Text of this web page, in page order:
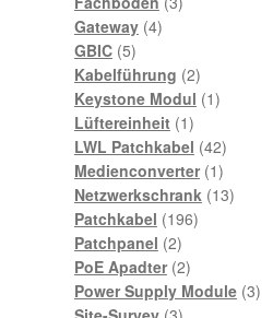
Gateway 44
GBIC 55
Produkte
Kabelführung 22
Produkte
Keystone Modul 11
Lüftereinheit 11
Produkt
LWL Patchkabel 4242
Produkte
Medienconverter 11
Produkt
Netzwerkschrank 1313
Patchkabel 196196
Patchpanel 22
Produkte
PoE Apadter 22
Produkte
Power Supply Module 33
3